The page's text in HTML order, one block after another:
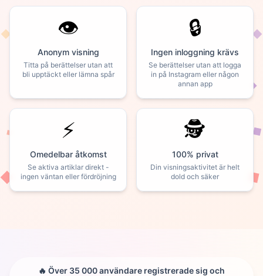
👁️
Anonym visning
Titta på berättelser utan att
bli upptäckt eller lämna spår
🔒
Ingen inloggning krävs
Se berättelser utan att logga
in på Instagram eller någon
annan app
⚡
Omedelbar åtkomst
Se aktiva artiklar direkt -
ingen väntan eller fördröjning
🕵️
100% privat
Din visningsaktivitet är helt
dold och säker
🔥 Över 35 000 användare registrerade sig och